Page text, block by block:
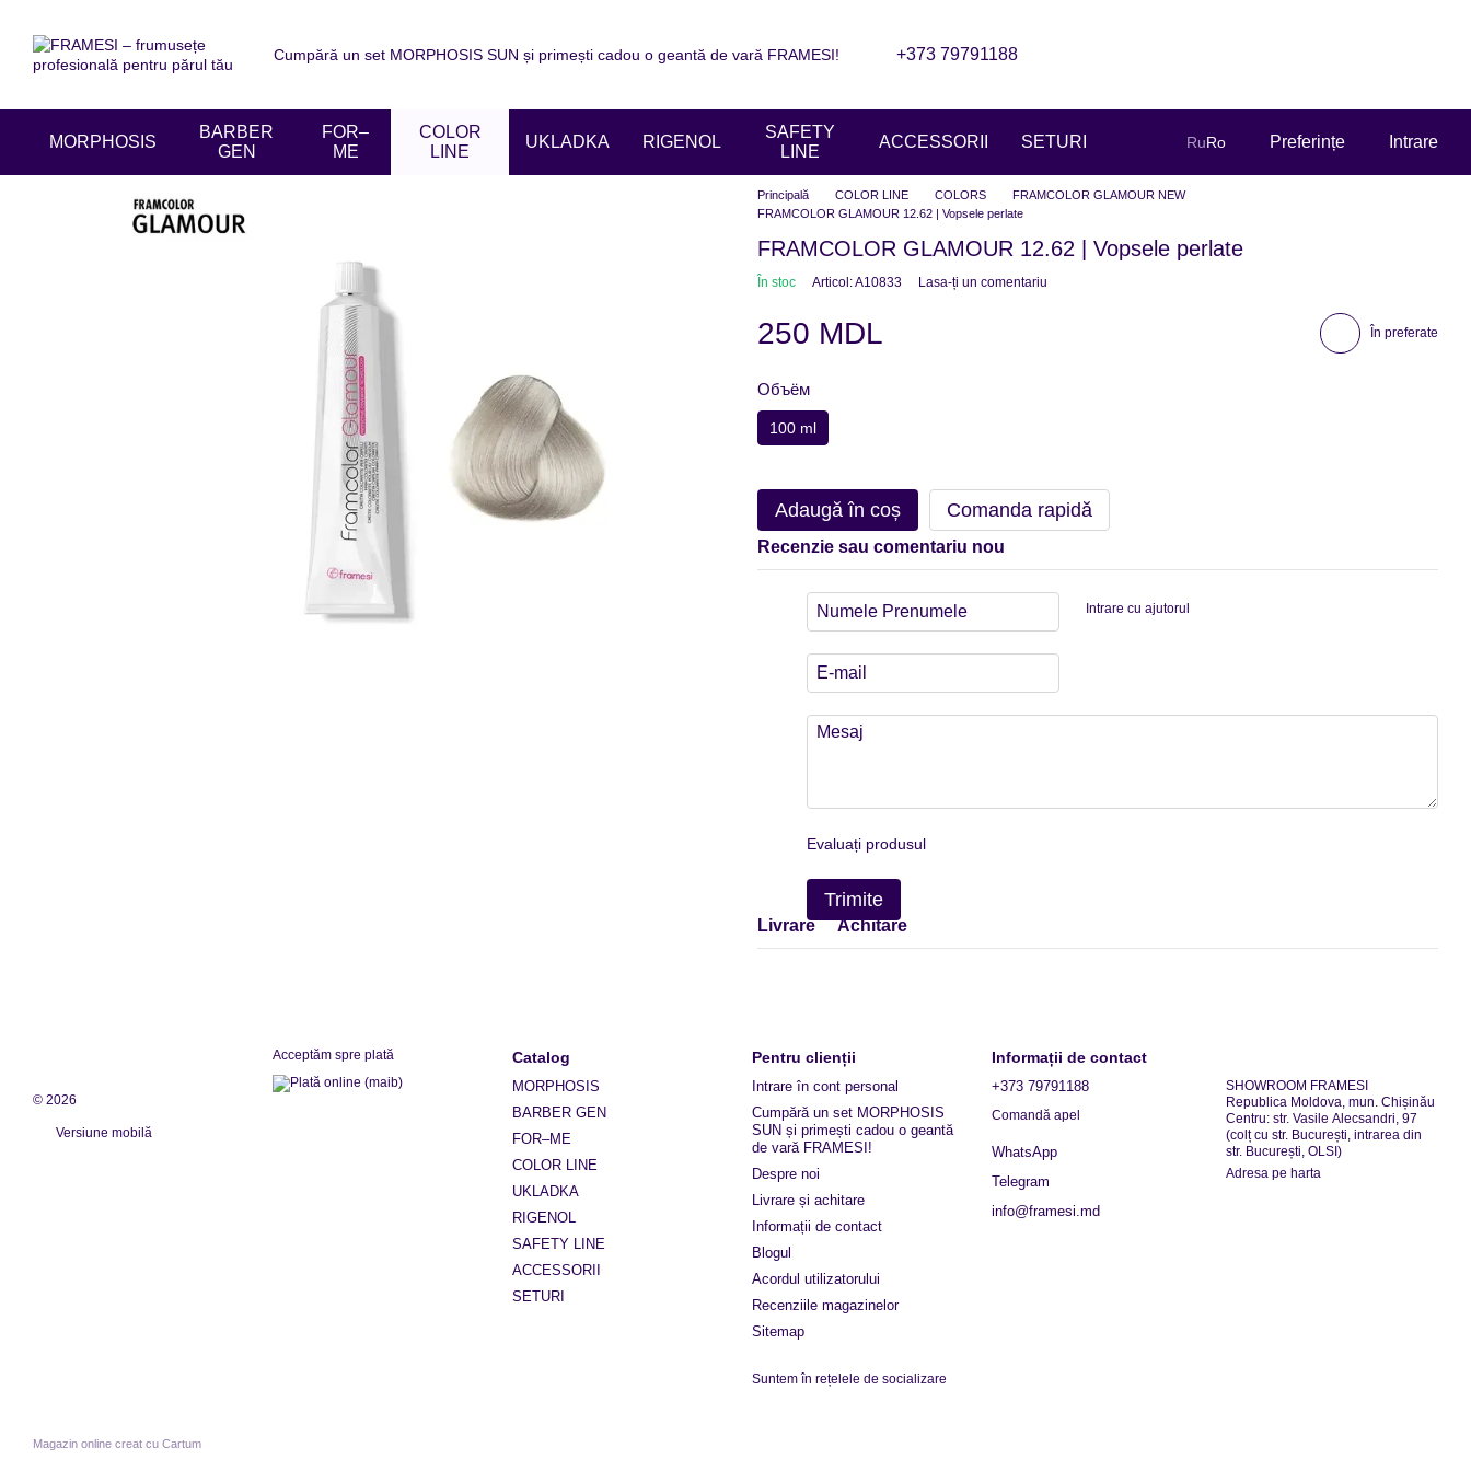
Cumpără un set MORPHOSIS SUN și primești cadou o geantă de vară FRAMESI!
+373 79791188
MORPHOSIS
BARBER
GEN
FOR–
ME
COLOR
LINE
UKLADKA RIGENOL
SAFETY
LINE
ACCESSORII SETURI RuRo Preferințe Intrare
Principală COLOR LINE COLORS
FRAMCOLOR GLAMOUR NEW
FRAMCOLOR GLAMOUR 12.62 | Vopsele perlate
FRAMCOLOR GLAMOUR 12.62 | Vopsele perlate
În stoc Articol: A10833 Lasa-ți un comentariu
250 MDL În preferate
Объём
100 ml
Adaugă în coș Comanda rapidă
Recenzie sau comentariu nou
Intrare cu ajutorul
Evaluați produsul
Trimite
Livrare Achitare
© 2026
Versiune mobilă
Magazin online creat cu Cartum
Acceptăm spre plată Catalog
MORPHOSIS
BARBER GEN
FOR–ME
COLOR LINE
UKLADKA
RIGENOL
SAFETY LINE
ACCESSORII
SETURI
Pentru clienții
Intrare în cont personal
Cumpără un set MORPHOSIS
SUN și primești cadou o geantă
de vară FRAMESI!
Despre noi
Livrare și achitare
Informații de contact
Blogul
Acordul utilizatorului
Recenziile magazinelor
Sitemap
Suntem în rețelele de socializare
Informații de contact
+373 79791188
Comandă apel
WhatsApp
Telegram
info@framesi.md
SHOWROOM FRAMESI
Republica Moldova, mun. Chișinău
Centru: str. Vasile Alecsandri, 97
(colț cu str. București, intrarea din
str. București, OLSI)
Adresa pe harta